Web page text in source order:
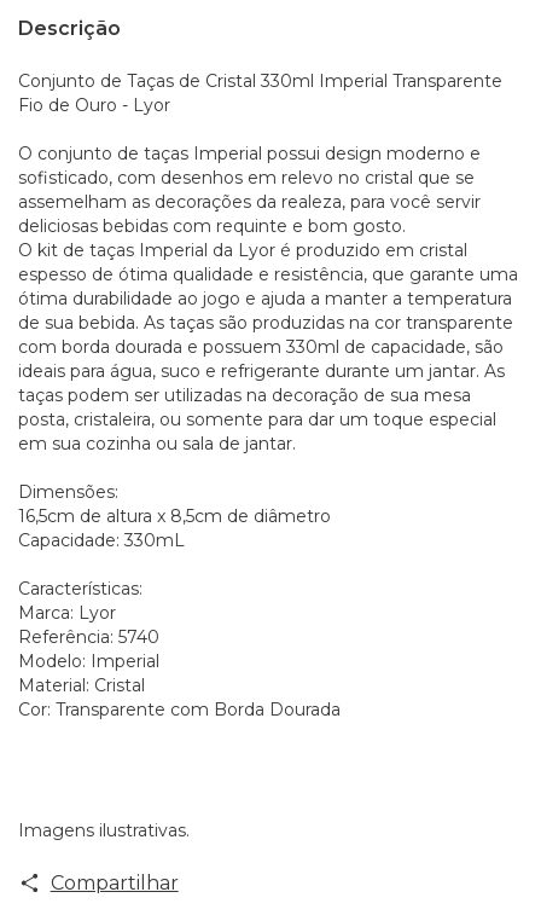
Descrição
Conjunto de Taças de Cristal 330ml Imperial Transparente
Fio de Ouro - Lyor
O conjunto de taças Imperial possui design moderno e
sofisticado, com desenhos em relevo no cristal que se
assemelham as decorações da realeza, para você servir
deliciosas bebidas com requinte e bom gosto.
O kit de taças Imperial da Lyor é produzido em cristal
espesso de ótima qualidade e resistência, que garante uma
ótima durabilidade ao jogo e ajuda a manter a temperatura
de sua bebida. As taças são produzidas na cor transparente
com borda dourada e possuem 330ml de capacidade, são
ideais para água, suco e refrigerante durante um jantar. As
taças podem ser utilizadas na decoração de sua mesa
posta, cristaleira, ou somente para dar um toque especial
em sua cozinha ou sala de jantar.
Dimensões:
16,5cm de altura x 8,5cm de diâmetro
Capacidade: 330mL
Características:
Marca: Lyor
Referência: 5740
Modelo: Imperial
Material: Cristal
Cor: Transparente com Borda Dourada
Imagens ilustrativas.
Compartilhar